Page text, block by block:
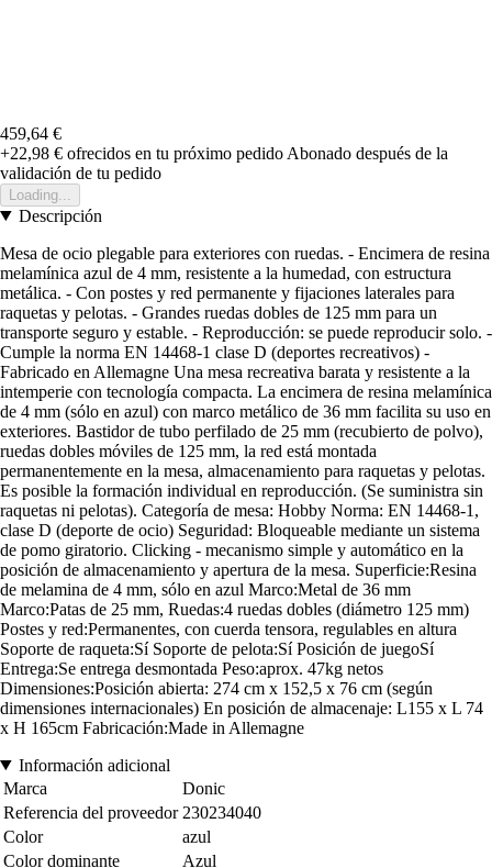
459,64 €
+22,98 € ofrecidos en tu próximo pedido Abonado después de la
validación de tu pedido
Loading...
Descripción
Mesa de ocio plegable para exteriores con ruedas. - Encimera de resina
melamínica azul de 4 mm, resistente a la humedad, con estructura
metálica. - Con postes y red permanente y fijaciones laterales para
raquetas y pelotas. - Grandes ruedas dobles de 125 mm para un
transporte seguro y estable. - Reproducción: se puede reproducir solo. -
Cumple la norma EN 14468-1 clase D (deportes recreativos) -
Fabricado en Allemagne Una mesa recreativa barata y resistente a la
intemperie con tecnología compacta. La encimera de resina melamínica
de 4 mm (sólo en azul) con marco metálico de 36 mm facilita su uso en
exteriores. Bastidor de tubo perfilado de 25 mm (recubierto de polvo),
ruedas dobles móviles de 125 mm, la red está montada
permanentemente en la mesa, almacenamiento para raquetas y pelotas.
Es posible la formación individual en reproducción. (Se suministra sin
raquetas ni pelotas). Categoría de mesa: Hobby Norma: EN 14468-1,
clase D (deporte de ocio) Seguridad: Bloqueable mediante un sistema
de pomo giratorio. Clicking - mecanismo simple y automático en la
posición de almacenamiento y apertura de la mesa. Superficie:Resina
de melamina de 4 mm, sólo en azul Marco:Metal de 36 mm
Marco:Patas de 25 mm, Ruedas:4 ruedas dobles (diámetro 125 mm)
Postes y red:Permanentes, con cuerda tensora, regulables en altura
Soporte de raqueta:Sí Soporte de pelota:Sí Posición de juegoSí
Entrega:Se entrega desmontada Peso:aprox. 47kg netos
Dimensiones:Posición abierta: 274 cm x 152,5 x 76 cm (según
dimensiones internacionales) En posición de almacenaje: L155 x L 74
x H 165cm Fabricación:Made in Allemagne
Información adicional
Marca
Donic
Referencia del proveedor 230234040
Color
azul
Color dominante
Azul